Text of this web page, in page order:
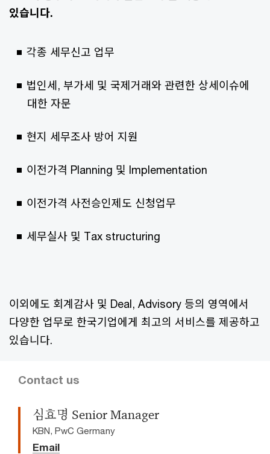
있습니다.
각종 세무신고 업무
법인세, 부가세 및 국제거래와 관련한 상세이슈에
대한 자문
현지 세무조사 방어 지원
이전가격 Planning 및 Implementation
이전가격 사전승인제도 신청업무
세무실사 및 Tax structuring
이외에도 회계감사 및 Deal, Advisory 등의 영역에서
다양한 업무로 한국기업에게 최고의 서비스를 제공하고
있습니다.
Contact us
심효명 Senior Manager
KBN, PwC Germany
Email